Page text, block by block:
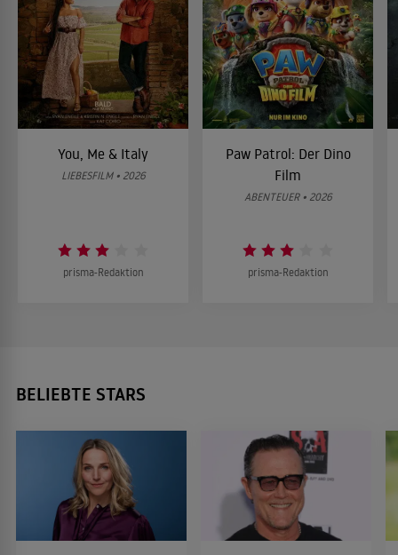
You, Me & Italy
LIEBESFILM • 2026
prisma-Redaktion
Paw Patrol: Der Dino
Film
ABENTEUER • 2026
prisma-Redaktion
BELIEBTE STARS